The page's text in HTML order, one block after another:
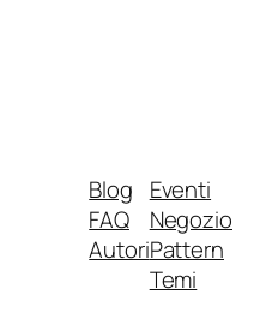
Blog
FAQ
Autori
Eventi
Negozio
Pattern
Temi